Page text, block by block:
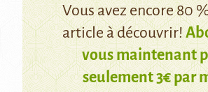
Vous avez encore 80
article à découvrir!
vous maintenant
seulement 3€ par